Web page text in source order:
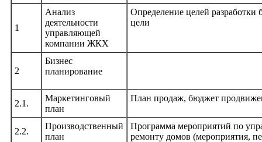
1
Анализ
деятельности
управляющей
компании ЖКХ
Определение целей разработки
цели
2
Бизнес
планирование
2.1.
Маркетинговый
план
План продаж, бюджет
2.2.
Производственный
план
Программа мероприятий по
ремонту домов (мероприятия,